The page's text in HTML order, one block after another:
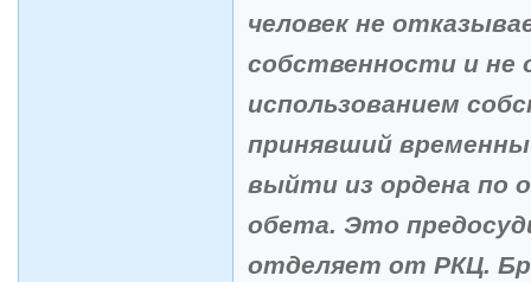
человек не
собственности и не
использованием
принявший
выйти из ордена по
обета. Это
отделяет от РКЦ.